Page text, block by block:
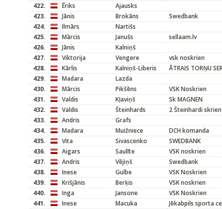
422.
Ēriks
Ajausks
423.
Jānis Brokāns
Swedbank
424.
Ilmārs
Nartišs
425.
Mārcis Janušs
sellaam.lv
426.
Jānis
Kalniņš
427.
Viktorija Vengere
vsk noskrien
428.
Kārlis Kalniņš-Liberis
ĀTRAIS TORŅU
429.
Madara
Lazda
430.
Mārcis Pikšēns
VSK Noskrien
431.
Valdis Kļaviņš
Sk MAGNEN
432.
Valdis Šteinhards
2 Šteinhardi skrien
433.
Andris
Grafs
434.
Madara Muižniece
DCH komanda
435.
Vita Sivascenko
SWEDBANK
436.
Aigars Saulīte
VSK noskrien
437.
Andris Vējiņš
Swedbank
438.
Inese Gulbe
VSK Noskrien
439.
Krišjānis Berķis
VSK noskrien
440.
Inga Jansone
VSK Noskrien
441.
Inese Macuka
Jēkabpils sporta